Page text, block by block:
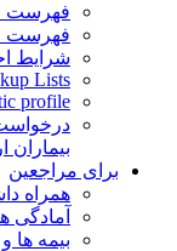
فهرست
فهرست
شرایط
Lists
profile
بیماران
برای مراجعین
همراه
آمادگی
بیمه